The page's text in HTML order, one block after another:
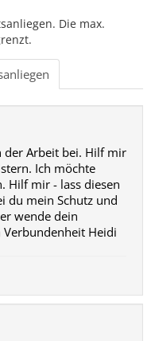
Die max.
der Arbeit bei. Hilf mir
Ich möchte
Hilf mir - lass diesen
du mein Schutz und
wende dein
Verbundenheit Heidi